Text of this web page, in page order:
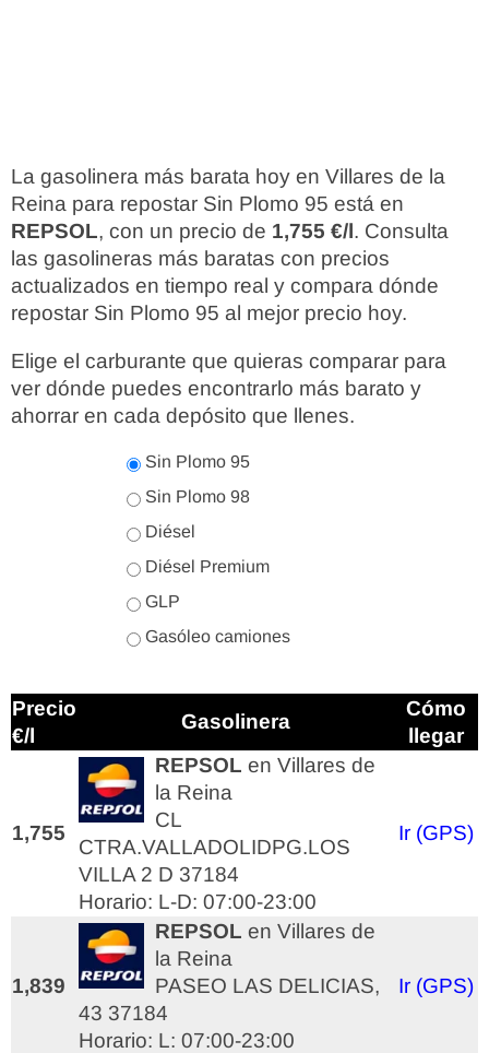
La gasolinera más barata hoy en Villares de la
Reina para repostar Sin Plomo 95 está en
REPSOL, con un precio de 1,755 €/l. Consulta
las gasolineras más baratas con precios
actualizados en tiempo real y compara dónde
repostar Sin Plomo 95 al mejor precio hoy.
Elige el carburante que quieras comparar para
ver dónde puedes encontrarlo más barato y
ahorrar en cada depósito que llenes.
Sin Plomo 95
Sin Plomo 98
Diésel
Diésel Premium
GLP
Gasóleo camiones
Precio
€/l
Gasolinera
Cómo
llegar
1,755
REPSOL en Villares de
la Reina
CL
CTRA.VALLADOLIDPG.LOS
VILLA 2 D 37184
Horario: L-D: 07:00-23:00
Ir (GPS)
1,839
REPSOL en Villares de
la Reina
PASEO LAS DELICIAS,
43 37184
Horario: L: 07:00-23:00
Ir (GPS)